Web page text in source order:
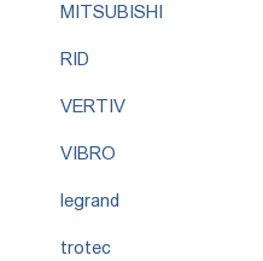
MITSUBISHI
RID
VERTIV
VIBRO
legrand
trotec